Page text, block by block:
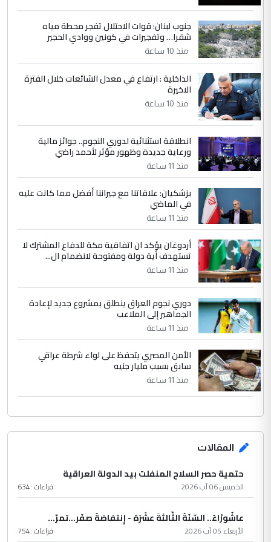
4 سردار
التعليق : واحد من عصابة علي ماما يسقط
جنسية الرافد الثالث للعراق ومن اصول عريقة
ابا فرات ...
الموضوع :
الجواهري يرد على صدام حسين سل
مضجعيك يابن الزنا (نص كامل)
5 سردار
التعليق : واحد من عصابة علي ماما يسقط
جنسية الرافد الثالث للعراق ومن اصول عريقة
الموضوع :
الجواهري يرد على صدام حسين سل
مضجعيك يابن الزنا (نص كامل)
جنوب لبنان: قوات الاحتلال تفجر محطة مياه
شقرا… وتفجيرات في كونين ووادي الحجير
منذ 10 ساعة
الداخلية : ارتفاع في معدل الشائعات خلال الفترة
الاخيرة
منذ 10 ساعة
انطلاقة استثنائية لدوري النجوم.. جوائز مالية
ورعاية جديدة وظهور مؤثر لأحمد راضي
منذ 11 ساعة
بزشكيان: علاقاتنا مع جيراننا أفضل مما كانت عليه
في الماضي
منذ 11 ساعة
أردوغان يؤكد ان اتفاقية مكة للدفاع المشترك لا
تستهدف أية دولة ومفتوحة لانضمام ال...
منذ 11 ساعة
دوري نجوم العراق ينطلق بمشروع جديد لإعادة
الجماهير إلى الملاعب
منذ 11 ساعة
الأمن المصري يتحفظ على لواء شرطة عراقي
سابق بسبب مليار جنيه
منذ 11 ساعة
المقالات
حتمية حصر السلاح المنفلت بيد الدولة العراقية
الخميس 06 آب 2026 قراءات :634
عاشُورْاءُ.. السّنَةُ الثّالثةَ عشَرَة - إِنتفاضةُ صفَر…تمرّ...
الأربعاء 05 آب 2026 قراءات :754